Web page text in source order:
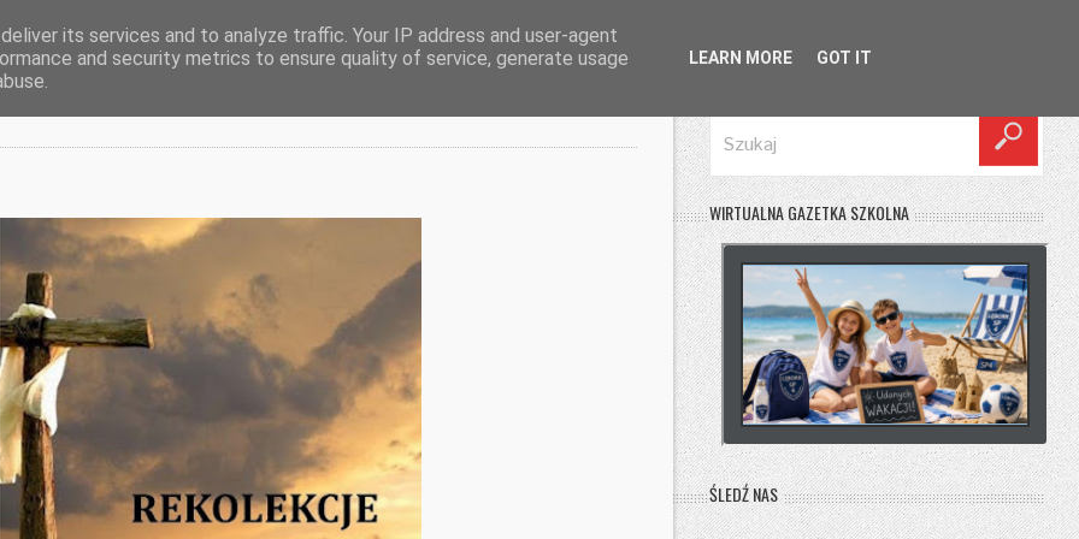
WIRTUALNA GAZETKA SZKOLNA
ŚLEDŹ NAS
its services and to analyze traffic. Your IP address and user-agent
and security metrics to ensure quality of service, generate usage
LEARN MORE GOT IT